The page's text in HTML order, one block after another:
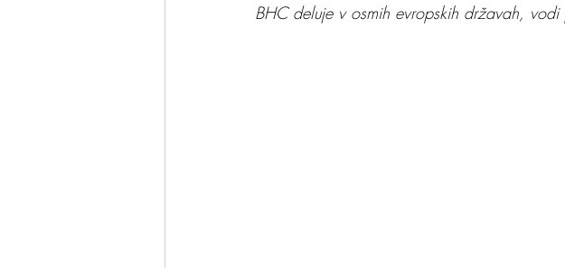
BHC deluje v osmih evropskih državah, vodi